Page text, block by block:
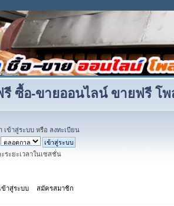
ซื้อ-ขายออนไลน์ ขายฟรี โ
เข้าสู่ระบบ หรือ ลงทะเบียน
ระยะเวลาในเซสชั่น
เข้าสู่ระบบ สมัครสมาชิก